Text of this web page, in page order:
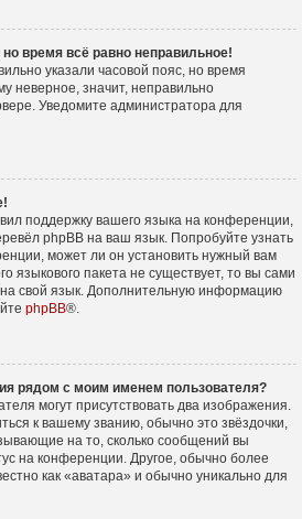
время всё равно неправильное!
указали часовой пояс, но время
неверное, значит, неправильно
Уведомите администратора для
поддержку вашего языка на конференции,
phpBB на ваш язык. Попробуйте узнать
может ли он установить нужный вам
языкового пакета не существует, то вы сами
свой язык. Дополнительную информацию
phpBB®.
рядом с моим именем пользователя?
могут присутствовать два изображения.
к вашему званию, обычно это звёздочки,
на то, сколько сообщений вы
на конференции. Другое, обычно более
как «аватара» и обычно уникально для